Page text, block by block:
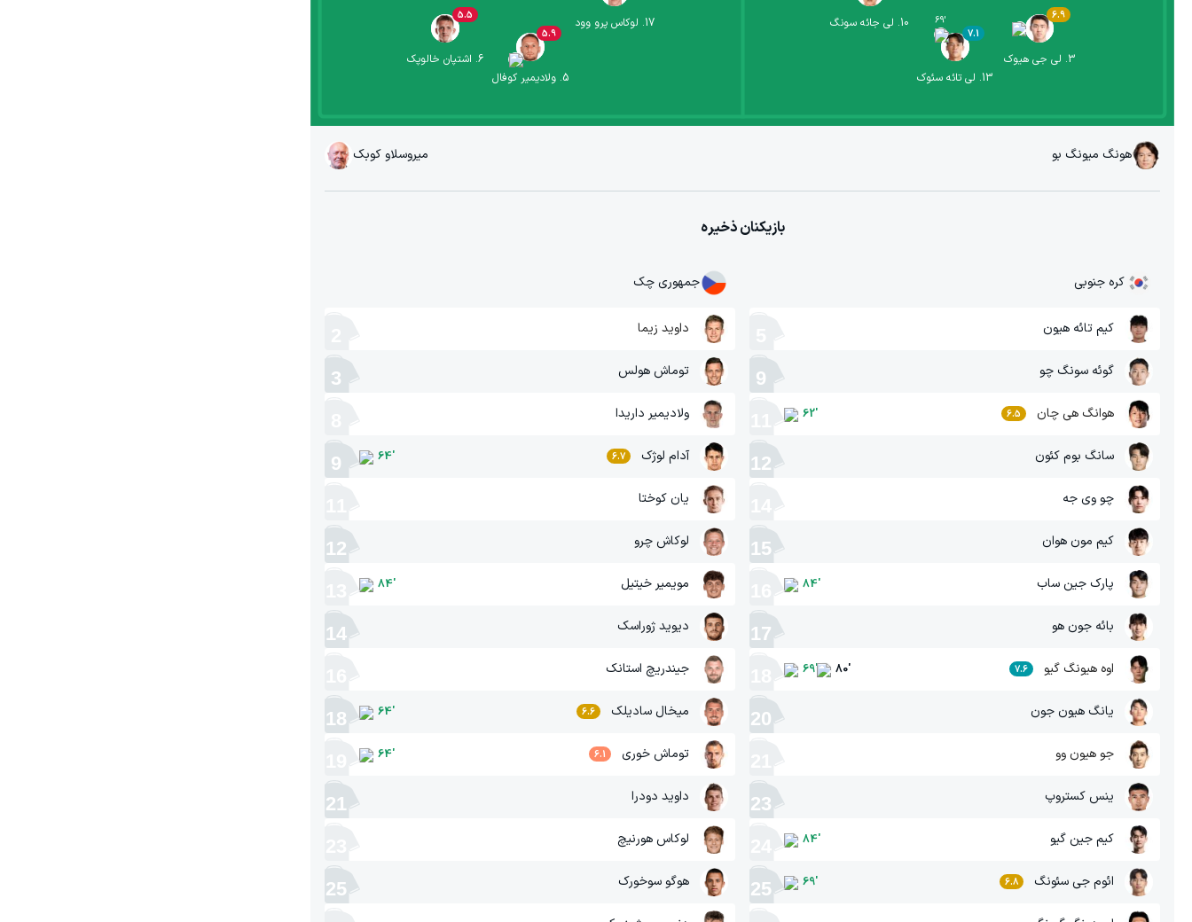
3
. لی جی هیوک
6.9
13
. لی تائه سئوک
7.1
69'
10
. لی جائه سونگ
6
. ‫اشتپان خالوپک
5.5
5
.ولادیمیر کوفال
5.9
17
. لوکاس پرو وود
هونگ میونگ بو میروسلاو کوبک
بازیکنان ذخیره
کره جنوبی
کیم تائه هیون
گوئه سونگ چو 9
هوانگ هی چان 6.5
62'
سانگ بوم کئون 12
چو وی جه
کیم مون هوان 15
پارک جین ساب 84'
بائه جون هو 17
اوه هیونگ گیو 7.6
69' 80'
یانگ هیون جون 20
جو هیون وو
ینس کستروپ 23
کیم جین گیو 84'
ائوم جی سئونگ 6.8
69'
25
جمهوری چک
داوید زیما
توماش هولس 3
ولادیمیر داریدا
آدام لوژک 6.7
64'
9
‫یان کوختا
لوکاش چرو 12
‫مویمیر خیتیل 84'
دیوید ژوراسک 14
جیندریچ استانک
‫میخال سادیلک 6.6
64'
18
‫توماش خوری 6.1
64'
داوید دودرا 21
لوکاس هورنیچ
‫هوگو سوخورک 25